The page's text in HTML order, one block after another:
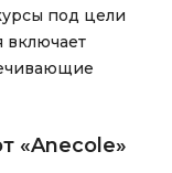
под цели
включает
«Anecole»